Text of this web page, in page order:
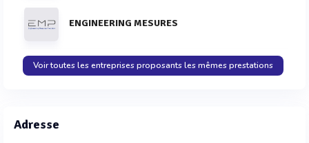
ENGINEERING MESURES
Voir toutes les entreprises proposants les mêmes prestations
Adresse